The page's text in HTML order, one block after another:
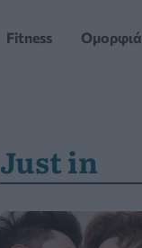
Fitness Ομορφιά
Just in